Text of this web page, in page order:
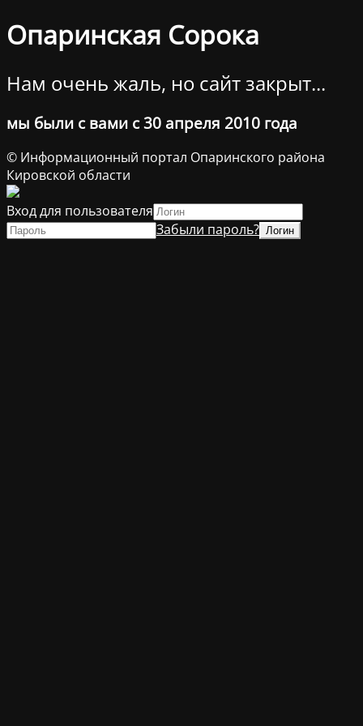
Опаринская Сорока
Нам очень жаль, но сайт закрыт...
мы были с вами с 30 апреля 2010 года
© Информационный портал Опаринского района
Кировской области
Вход для пользователя
Забыли пароль?